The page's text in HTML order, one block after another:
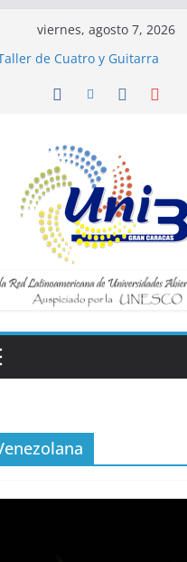
viernes, agosto 7, 2026
de Cuatro y Guitarra
Inscripciones para Talleres UNI3
bienestar